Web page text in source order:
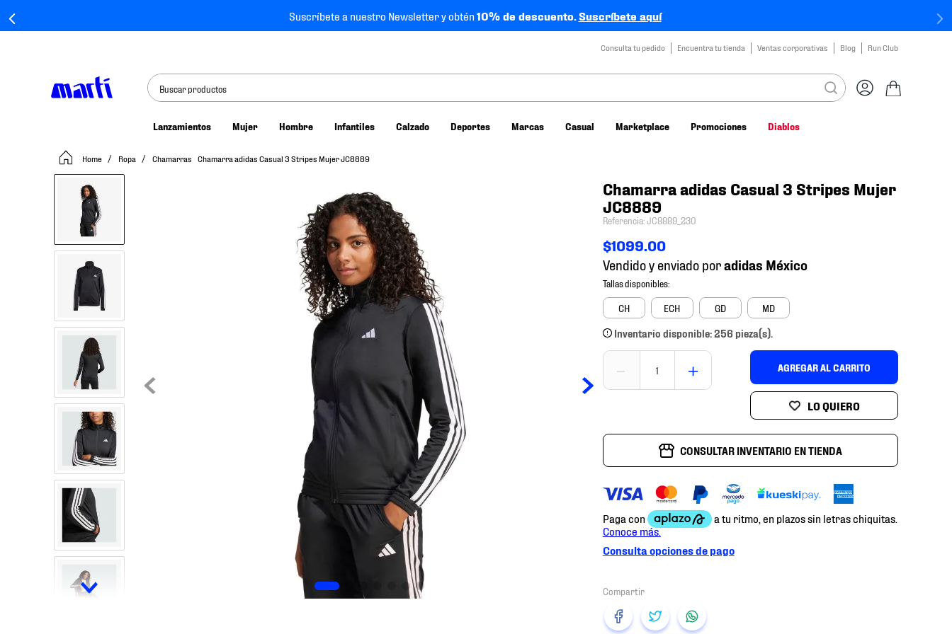
Suscríbete a nuestro Newsletter y obtén10% de descuento.Suscríbete aquí
Consulta tu pedido Encuentra tu tienda Ventas corporativas Blog Run Club
Buscar productos
Lanzamientos Mujer Hombre Infantiles Calzado Deportes Marcas Casual Marketplace Promociones Diablos
Ropa Chamarras Chamarra adidas Casual 3 Stripes Mujer JC8889
Chamarra adidas Casual 3 Stripes Mujer
JC8889
Referencia:JC8889_230
$1099.00
Vendido y enviado por
CH ECH GD MD
Inventario disponible: 256 pieza(s).
＋
－ AGREGAR AL CARRITO
CONSULTAR INVENTARIO EN TIENDA
Consulta opciones de pago
tenis mujer
tenis hombre
tenis futbol
tenis nike